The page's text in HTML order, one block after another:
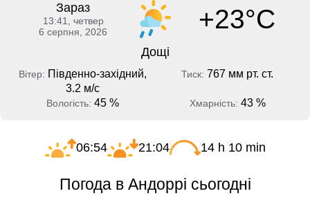
Зараз
13:41, четвер
6 серпня, 2026
+23°C
Дощі
Вітер: Південно-західний,
3.2 м/с
Тиск: 767 мм рт. ст.
Вологість: 45 % Хмарність: 43 %
06:54 21:04 14 h 10 min
Погода в Андоррі сьогодні